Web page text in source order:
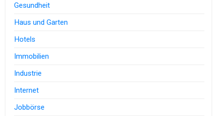
Gesundheit
Haus und Garten
Hotels
Immobilien
Industrie
Internet
Jobbörse